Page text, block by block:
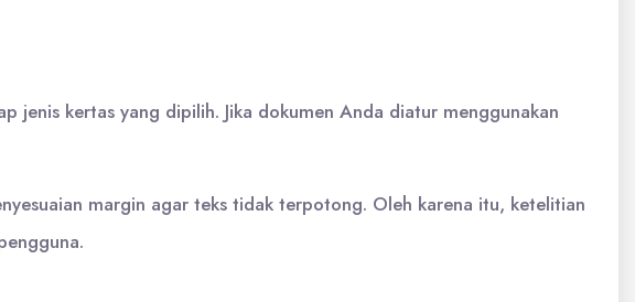
jenis kertas yang dipilih. Jika dokumen Anda diatur menggunakan
margin agar teks tidak terpotong. Oleh karena itu, ketelitian